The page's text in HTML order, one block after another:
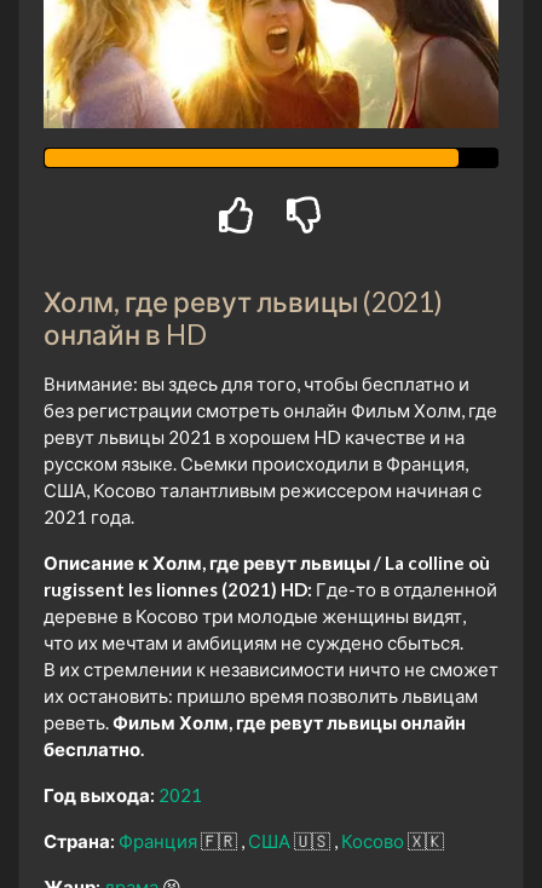
Холм, где ревут львицы (2021)
онлайн в HD
Внимание: вы здесь для того, чтобы бесплатно и
без регистрации смотреть онлайн Фильм Холм, где
ревут львицы 2021 в хорошем HD качестве и на
русском языке. Сьемки происходили в Франция,
США, Косово талантливым режиссером начиная с
2021 года.
Описание к Холм, где ревут львицы / La colline où
rugissent les lionnes (2021) HD: Где-то в отдаленной
деревне в Косово три молодые женщины видят,
что их мечтам и амбициям не суждено сбыться.
В их стремлении к независимости ничто не сможет
их остановить: пришло время позволить львицам
реветь.Фильм Холм, где ревут львицы онлайн
бесплатно.
Год выхода: 2021
Страна: Франция🇫🇷 США🇺🇸 Косово 🇽🇰